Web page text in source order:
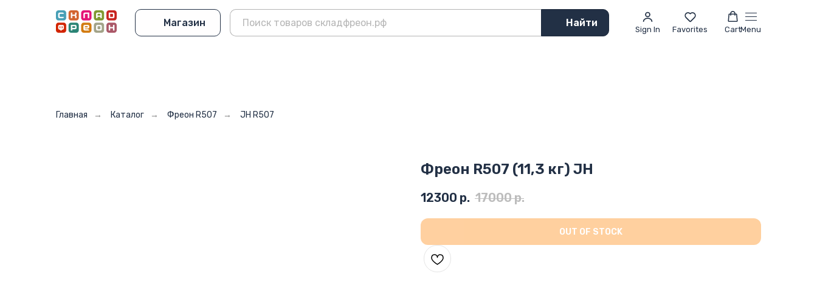
Магазин Найти
Sign In Favorites CartMenu
Главная → Каталог → Фреон R507 → JH R507
Фреон R507 (11,3 кг) JH
12300 р. 17000р.
OUT OF STOCK